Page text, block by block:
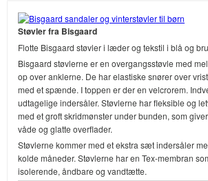
Støvler fra Bisgaard
Flotte Bisgaard støvler i læder og tekstil i blå og
Bisgaard støvlerne er en overgangsstøvle med
op over anklerne. De har elastiske snører over
med et spænde. I toppen er der en velcrorem.
udtagelige indersåler. Støvlerne har fleksible og
med et groft skridmønster under bunden, som
våde og glatte overflader.
Støvlerne kommer med et ekstra sæt indersåler
kolde måneder. Støvlerne har en Tex-membran
isolerende, åndbare og vandtætte.